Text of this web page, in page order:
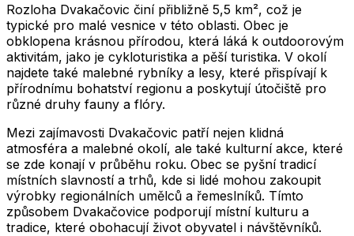
Rozloha Dvakačovic činí přibližně 5,5 km², což je
typické pro malé vesnice v této oblasti. Obec je
obklopena krásnou přírodou, která láká k outdoorovým
aktivitám, jako je cykloturistika a pěší turistika. V okolí
najdete také malebné rybníky a lesy, které přispívají k
přírodnímu bohatství regionu a poskytují útočiště pro
různé druhy fauny a flóry.
Mezi zajímavosti Dvakačovic patří nejen klidná
atmosféra a malebné okolí, ale také kulturní akce, které
se zde konají v průběhu roku. Obec se pyšní tradicí
místních slavností a trhů, kde si lidé mohou zakoupit
výrobky regionálních umělců a řemeslníků. Tímto
způsobem Dvakačovice podporují místní kulturu a
tradice, které obohacují život obyvatel i návštěvníků.